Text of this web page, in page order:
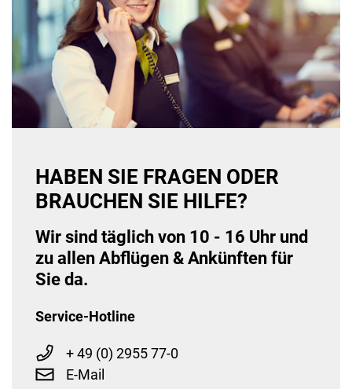
HABEN SIE FRAGEN ODER
BRAUCHEN SIE HILFE?
Wir sind täglich von 10 - 16 Uhr und
zu allen Abflügen & Ankünften für
Sie da.
Service-Hotline
+ 49 (0) 2955 77-0
E-Mail